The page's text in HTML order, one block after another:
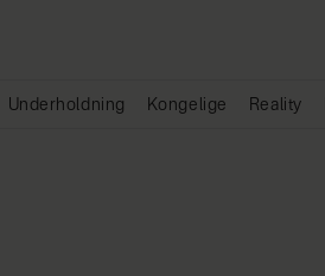
Underholdning Kongelige Reality